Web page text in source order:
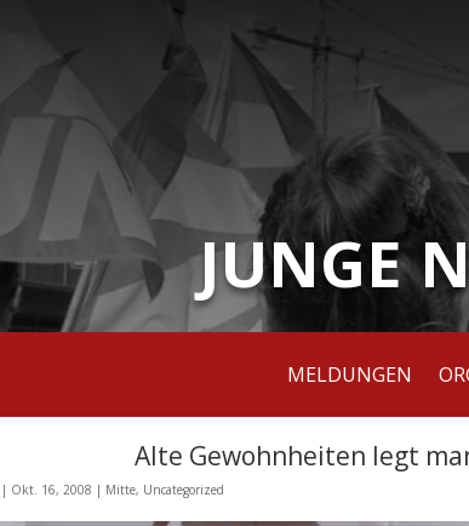
JUNGE
MELDUNGEN
Alte Gewohnheiten legt
| Okt. 16, 2008 | Mitte, Uncategorized